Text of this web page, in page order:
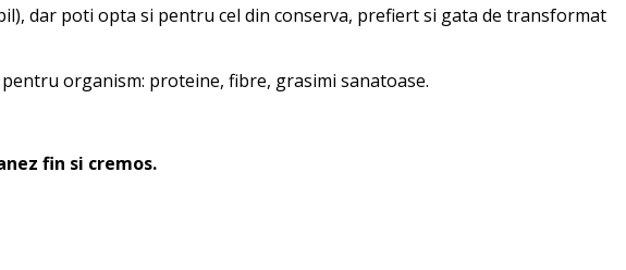
dar poti opta si pentru cel din conserva, prefiert si gata de transformat
organism: proteine, fibre, grasimi sanatoase.
fin si cremos.